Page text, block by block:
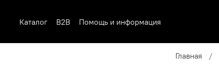
Каталог B2B Помощь и информация
Главная